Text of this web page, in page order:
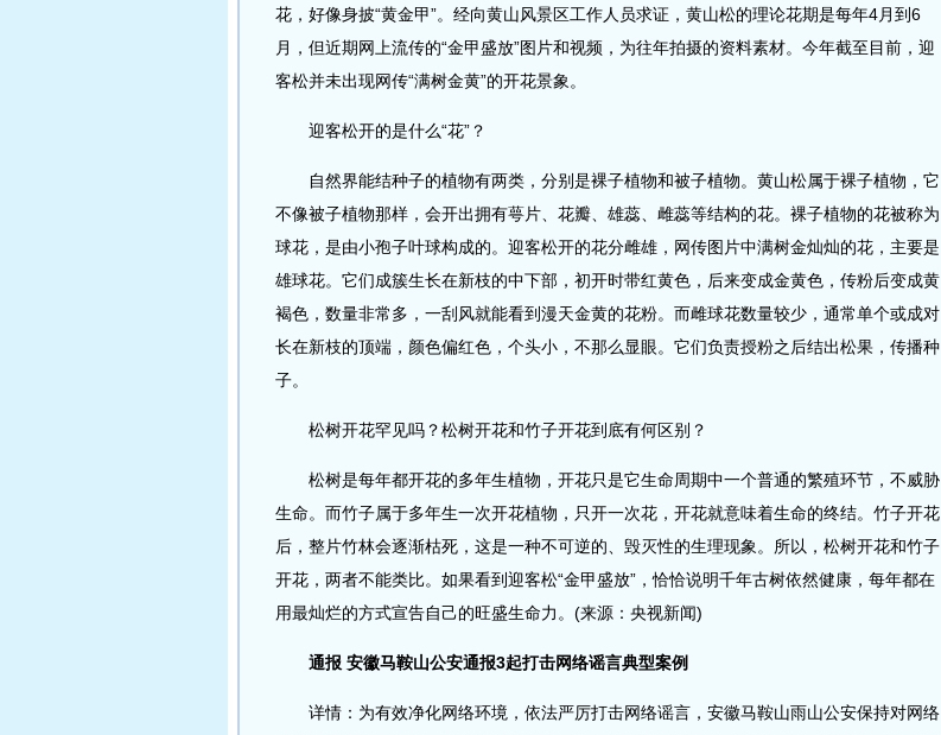
花，好像身披“黄金甲”。经向黄山风景区工作人员求证，黄山松的理论花期是每年4月到6
月，但近期网上流传的“金甲盛放”图片和视频，为往年拍摄的资料素材。今年截至目前，迎
客松并未出现网传“满树金黄”的开花景象。
迎客松开的是什么“花”？
自然界能结种子的植物有两类，分别是裸子植物和被子植物。黄山松属于裸子植物，它
不像被子植物那样，会开出拥有萼片、花瓣、雄蕊、雌蕊等结构的花。裸子植物的花被称为
球花，是由小孢子叶球构成的。迎客松开的花分雌雄，网传图片中满树金灿灿的花，主要是
雄球花。它们成簇生长在新枝的中下部，初开时带红黄色，后来变成金黄色，传粉后变成黄
褐色，数量非常多，一刮风就能看到漫天金黄的花粉。而雌球花数量较少，通常单个或成对
长在新枝的顶端，颜色偏红色，个头小，不那么显眼。它们负责授粉之后结出松果，传播种
子。
松树开花罕见吗？松树开花和竹子开花到底有何区别？
松树是每年都开花的多年生植物，开花只是它生命周期中一个普通的繁殖环节，不威胁
生命。而竹子属于多年生一次开花植物，只开一次花，开花就意味着生命的终结。竹子开花
后，整片竹林会逐渐枯死，这是一种不可逆的、毁灭性的生理现象。所以，松树开花和竹子
开花，两者不能类比。如果看到迎客松“金甲盛放”，恰恰说明千年古树依然健康，每年都在
用最灿烂的方式宣告自己的旺盛生命力。(来源：央视新闻)
通报 安徽马鞍山公安通报3起打击网络谣言典型案例
详情：为有效净化网络环境，依法严厉打击网络谣言，安徽马鞍山雨山公安保持对网络